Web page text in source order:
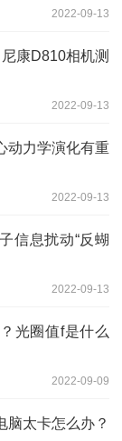
2022-09-13
康D810相机测
2022-09-13
动力学演化有重
2022-09-13
信息扰动“反蝴
2022-09-13
光圈值f是什么
2022-09-09
脑太卡怎么办？